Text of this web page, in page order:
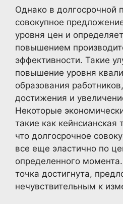
Однако в долгосрочной
совокупное
уровня цен и
повышением
эффективности. Такие
повышение уровня
образования
достижения и
Некоторые
такие как кейнсианская
что долгосрочное
все еще эластично по
определенного
точка достигнута,
нечувствительным к